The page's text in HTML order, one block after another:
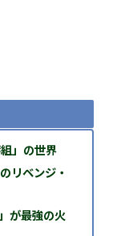
」の世界
リベンジ・
が最強の火